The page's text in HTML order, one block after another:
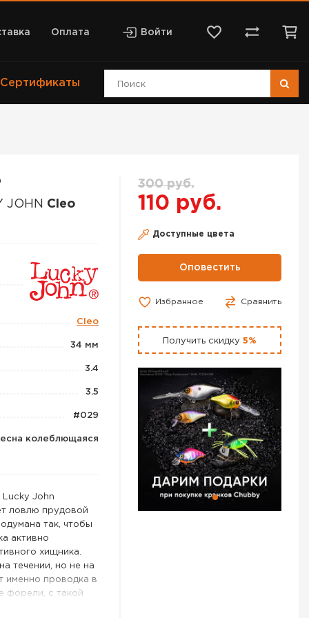
Оплата Войти
Сертификаты
JOHN Cleo
Cleo
34 мм
3.4
3.5
#029
колеблющаяся
Lucky John
ловлю прудовой
так, чтобы
активно
хищника.
течении, но не на
именно проводка в
форели, с такой
300 руб.
110 руб.
Доступные цвета
Оповестить
Избранное Сравнить
Получить скидку 5%